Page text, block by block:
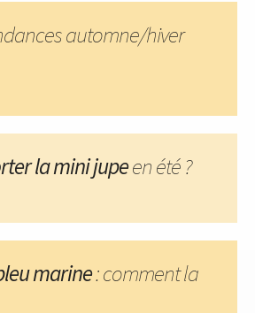
automne/hiver
la mini jupeen été ?
marine: comment la